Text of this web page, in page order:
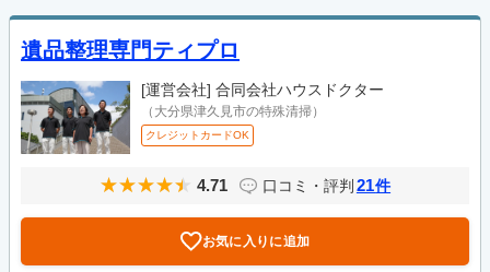
遺品整理専門ティプロ
[運営会社] 合同会社ハウスドクター
（大分県津久見市の特殊清掃）
クレジットカードOK
4.71 口コミ・評判21件
お気に入りに追加